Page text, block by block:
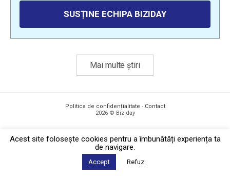
SUSȚINE ECHIPA BIZIDAY
Mai multe știri
Politica de confidențialitate · Contact
2026 © Biziday
Acest site foloseşte cookies pentru a îmbunătăți experiența ta
de navigare.
Accept Refuz